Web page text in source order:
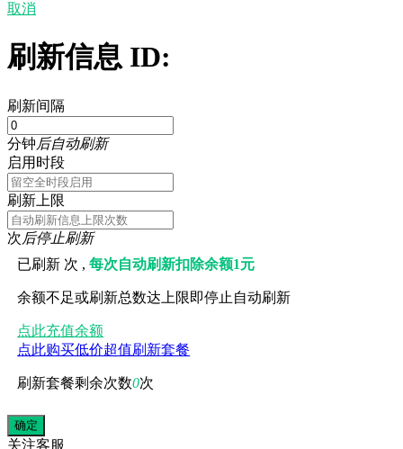
取消
刷新信息 ID:
刷新间隔
分钟后自动刷新
启用时段
刷新上限
次后停止刷新
已刷新 次 ,每次自动刷新扣除余额1元
余额不足或刷新总数达上限即停止自动刷新
点此充值余额
点此购买低价超值刷新套餐
刷新套餐剩余次数0次
关注客服